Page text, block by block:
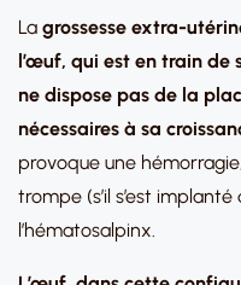
La grossesse extra-
l’œuf, qui est en train de
ne dispose pas de la
nécessaires à sa
provoque une
trompe (s’il s’est
l’hématosalpinx.